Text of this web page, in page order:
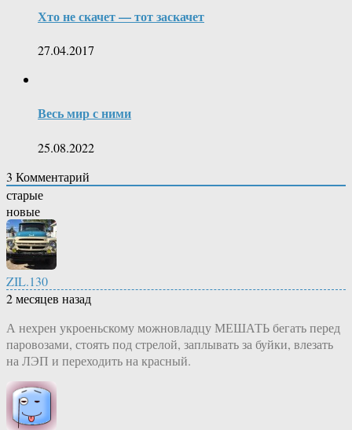
Хто не скачет — тот заскачет
27.04.2017
Весь мир с ними
25.08.2022
3 Комментарий
старые
новые
ZIL.130
2 месяцев назад
А нехрен укроеньскому можновладцу МЕШАТЬ бегать перед
паровозами, стоять под стрелой, заплывать за буйки, влезать
на ЛЭП и переходить на красный.